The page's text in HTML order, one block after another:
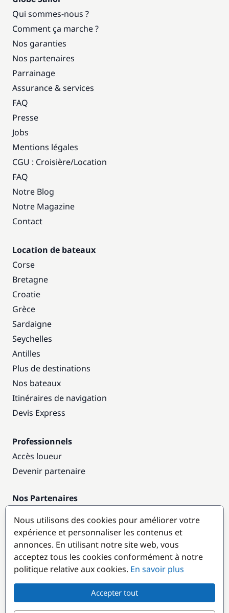
Qui sommes-nous ?
Comment ça marche ?
Nos garanties
Nos partenaires
Parrainage
Assurance & services
FAQ
Presse
Jobs
Mentions légales
CGU : Croisière/Location
FAQ
Notre Blog
Notre Magazine
Contact
Location de bateaux
Corse
Bretagne
Croatie
Grèce
Sardaigne
Seychelles
Antilles
Plus de destinations
Nos bateaux
Itinéraires de navigation
Devis Express
Professionnels
Accès loueur
Devenir partenaire
Nos Partenaires
Destinations populaires
Nous utilisons des cookies pour améliorer votre
expérience et personnaliser les contenus et
annonces. En utilisant notre site web, vous
acceptez tous les cookies conformément à notre
politique relative aux cookies. En savoir plus
Accepter tout